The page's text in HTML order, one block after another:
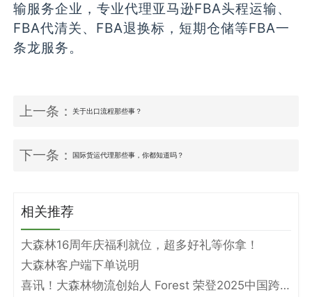
输服务企业，专业代理亚马逊FBA头程运输、
FBA代清关、FBA退换标，短期仓储等FBA一
条龙服务。
上一条：关于出口流程那些事？
下一条：国际货运代理那些事，你都知道吗？
相关推荐
大森林16周年庆福利就位，超多好礼等你拿！
大森林客户端下单说明
喜讯！大森林物流创始人 Forest 荣登2025中国跨境电商物流名人堂！